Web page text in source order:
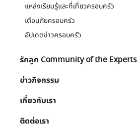
แหล่งเรียนรู้และที่เที่ยวครอบครัว
เตือนภัยครอบครัว
อัปเดตข่าวครอบครัว
รักลูก Community of the Experts
ข่าวกิจกรรม
เกี่ยวกับเรา
ติดต่อเรา